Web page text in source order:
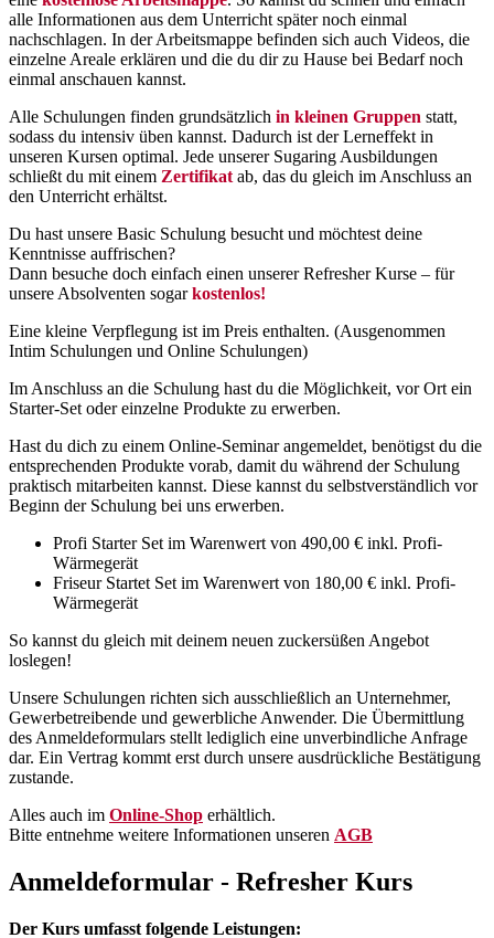
alle Informationen aus dem Unterricht später noch einmal
nachschlagen. In der Arbeitsmappe befinden sich auch Videos, die
einzelne Areale erklären und die du dir zu Hause bei Bedarf noch
einmal anschauen kannst.
Alle Schulungen finden grundsätzlich in kleinen Gruppen statt,
sodass du intensiv üben kannst. Dadurch ist der Lerneffekt in
unseren Kursen optimal. Jede unserer Sugaring Ausbildungen
schließt du mit einem Zertifikatab, das du gleich im Anschluss an
den Unterricht erhältst.
Du hast unsere Basic Schulung besucht und möchtest deine
Kenntnisse auffrischen?
Dann besuche doch einfach einen unserer Refresher Kurse – für
unsere Absolventen sogarkostenlos!
Eine kleine Verpflegung ist im Preis enthalten. (Ausgenommen
Intim Schulungen und Online Schulungen)
Im Anschluss an die Schulung hast du die Möglichkeit, vor Ort ein
Starter-Set oder einzelne Produkte zu erwerben.
Hast du dich zu einem Online-Seminar angemeldet, benötigst du die
entsprechenden Produkte vorab, damit du während der Schulung
praktisch mitarbeiten kannst. Diese kannst du selbstverständlich vor
Beginn der Schulung bei uns erwerben.
Profi Starter Set im Warenwert von 490,00 € inkl. Profi-
Wärmegerät
Friseur Startet Set im Warenwert von 180,00 € inkl. Profi-
Wärmegerät
So kannst du gleich mit deinem neuen zuckersüßen Angebot
loslegen!
Unsere Schulungen richten sich ausschließlich an Unternehmer,
Gewerbetreibende und gewerbliche Anwender. Die Übermittlung
des Anmeldeformulars stellt lediglich eine unverbindliche Anfrage
dar. Ein Vertrag kommt erst durch unsere ausdrückliche Bestätigung
zustande.
Alles auch im Online-Shop erhältlich.
Bitte entnehme weitere Informationen unseren AGB
Anmeldeformular - Refresher Kurs
Der Kurs umfasst folgende Leistungen: